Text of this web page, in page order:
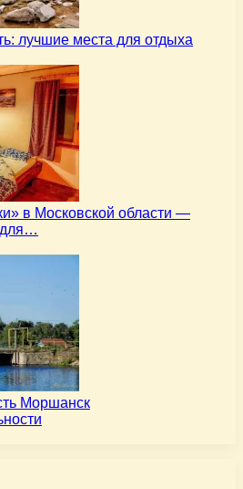
лучшие места для отдыха
в Московской области —
для…
Моршанск